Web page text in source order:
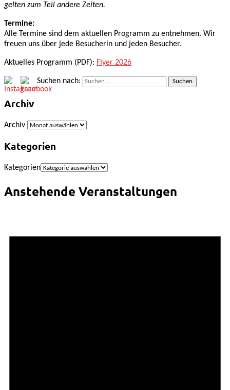
gelten zum Teil andere Zeiten.
Termine:
Alle Termine sind dem aktuellen Programm zu entnehmen. Wir
freuen uns über jede Besucherin und jeden Besucher.
Aktuelles Programm (PDF): Flyer 2026
Suchen nach:
Archiv
Archiv
Kategorien
Kategorien
Anstehende Veranstaltungen